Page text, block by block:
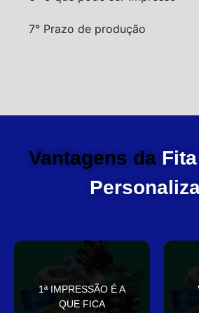
7° Prazo de produção
Vantagens da
1ª IMPRESSÃO É A
QUE FICA
Sua embalagem fala por
você
que